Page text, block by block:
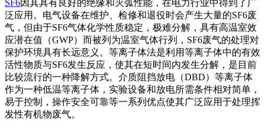
SF6因其具有良好的绝缘和灭弧性能，在电力行业中得到了广
泛应用。电气设备在维护、检修和退役时会产生大量的SF6废
气，但由于SF6气体化学性质稳定，极难分解，具有高温室效
应潜在值（GWP）而被列为温室气体行列，SF6废气的处理对
保护环境具有长远意义。等离子体法是利用等离子体中的有效
活性物质与SF6发生反应，使其在短时间内发生分解，是目前
比较流行的一种降解方式。介质阻挡放电（DBD）等离子体
作为一种低温等离子体，实验设备和放电所需条件相对简单，
易于控制，操作安全可靠等一系列优点使其广泛应用于处理挥
发性有机物废气。